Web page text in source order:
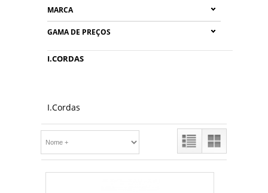
MARCA
GAMA DE PREÇOS
I.CORDAS
I.Cordas